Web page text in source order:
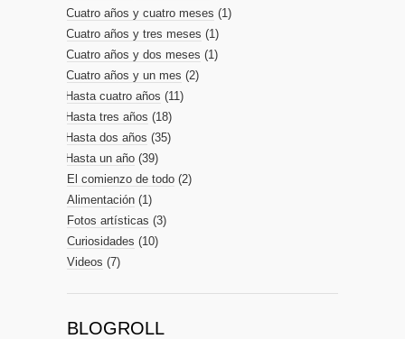
Cuatro años y cuatro meses (1)
Cuatro años y tres meses (1)
Cuatro años y dos meses (1)
Cuatro años y un mes (2)
Hasta cuatro años (11)
Hasta tres años (18)
Hasta dos años (35)
Hasta un año (39)
El comienzo de todo (2)
Alimentación (1)
Fotos artísticas (3)
Curiosidades (10)
Videos (7)
BLOGROLL